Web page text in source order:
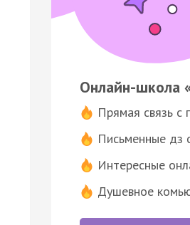
Онлайн-школа
Прямая связь с
Письменные дз
Интересные
Душевное